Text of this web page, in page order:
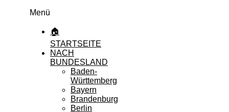
Menü
🏠
STARTSEITE
NACH
BUNDESLAND
Baden-
Württemberg
Bayern
Brandenburg
Berlin